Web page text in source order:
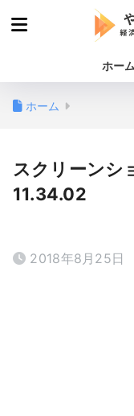
ホーム
ホーム
スクリーン
11.34.02
2018年8月25日